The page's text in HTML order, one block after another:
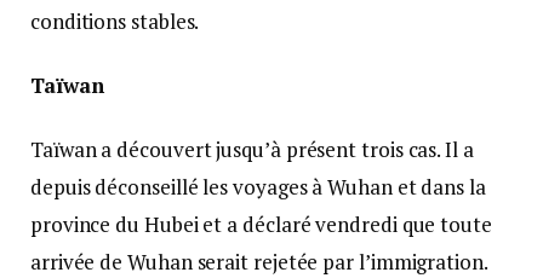
conditions stables.
Taïwan
Taïwan a découvert jusqu’à présent trois cas. Il a
depuis déconseillé les voyages à Wuhan et dans la
province du Hubei et a déclaré vendredi que toute
arrivée de Wuhan serait rejetée par l’immigration.